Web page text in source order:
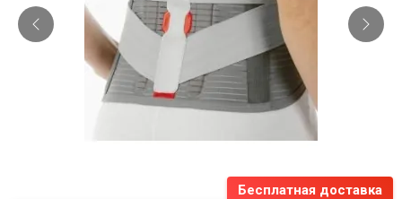
Бесплатная доставка